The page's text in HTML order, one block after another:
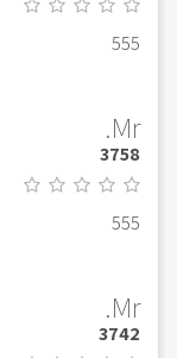
555
Mr.
3758
555
Mr.
3742